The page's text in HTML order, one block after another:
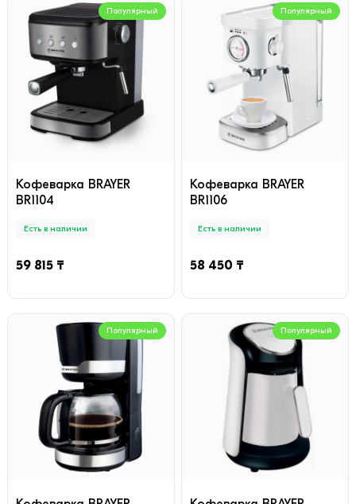
Популярный
Кофеварка BRAYER
BR1104
Есть в наличии
59 815 ₸
Популярный
Кофеварка BRAYER
BR1106
Есть в наличии
58 450 ₸
Популярный Популярный